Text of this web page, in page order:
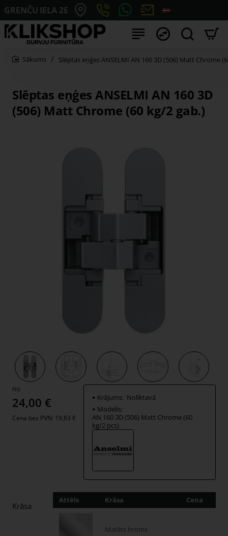
GRENČU IELA 2E
Slēptas eņģes ANSELMI AN 160 3D
(506) Matt Chrome (60 kg/2 gab.)
Slēptas eņģes ANSELMI AN 160 3D (506) Matt Chrome
no
24,00 €
Cena bez PVN: 19,83 €
Krājums: Noliktavā
Modelis:
AN 160 3D (506) Matt Chrome (60
kg/2 pcs)
Krāsa
Attēls Krāsa Cena
Matēts hroms